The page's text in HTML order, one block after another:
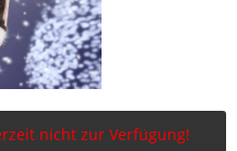
nicht zur Verfügung!